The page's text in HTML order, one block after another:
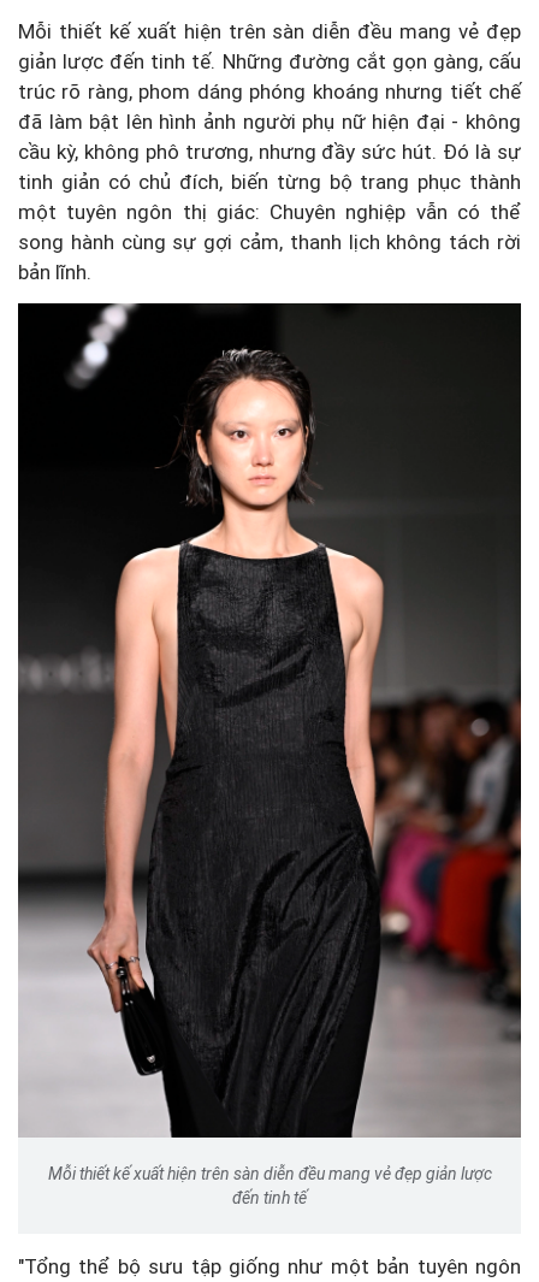
Mỗi thiết kế xuất hiện trên sàn diễn đều mang vẻ đẹp
giản lược đến tinh tế. Những đường cắt gọn gàng, cấu
trúc rõ ràng, phom dáng phóng khoáng nhưng tiết chế
đã làm bật lên hình ảnh người phụ nữ hiện đại - không
cầu kỳ, không phô trương, nhưng đầy sức hút. Đó là sự
tinh giản có chủ đích, biến từng bộ trang phục thành
một tuyên ngôn thị giác: Chuyên nghiệp vẫn có thể
song hành cùng sự gợi cảm, thanh lịch không tách rời
bản lĩnh.
Mỗi thiết kế xuất hiện trên sàn diễn đều mang vẻ đẹp giản lược
đến tinh tế
"Tổng thể bộ sưu tập giống như một bản tuyên ngôn